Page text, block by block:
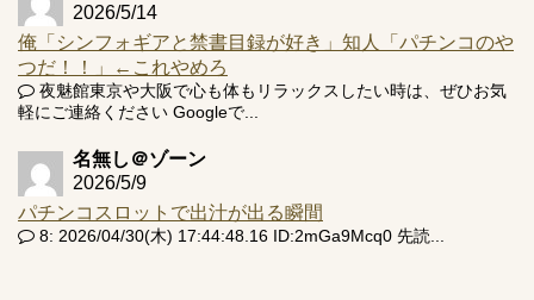
2026/5/14
俺「シンフォギアと禁書目録が好き」知人「パチンコのや
つだ！！」←これやめろ
夜魅館東京や大阪で心も体もリラックスしたい時は、ぜひお気
軽にご連絡ください Googleで...
名無し＠ゾーン
2026/5/9
パチンコスロットで出汁が出る瞬間
8: 2026/04/30(木) 17:44:48.16 ID:2mGa9Mcq0 先読...